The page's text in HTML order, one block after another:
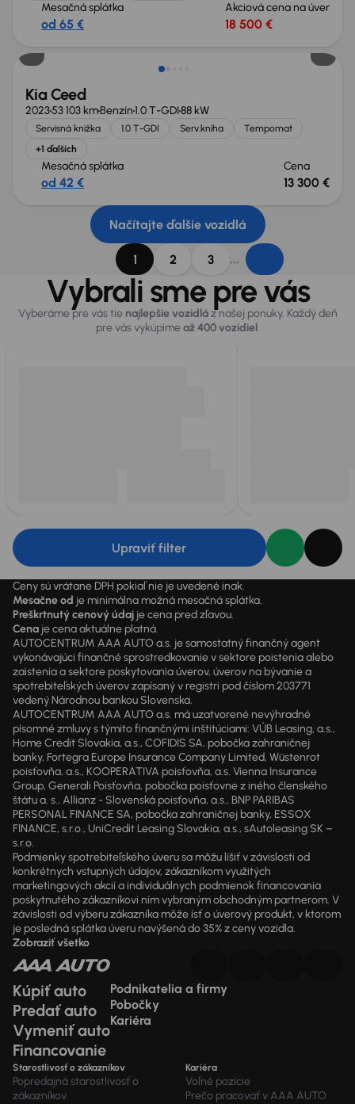
Mesačná splátka
od 65 €
Akciová cena na úver
18 500 €
Extra zľava 750 €
Kia Ceed
202353 103 kmBenzín1.0 T-GDI88 kW
Servisná knižka 1.0 T-GDI Serv.kniha
Tempomat
+1 ďalších
Mesačná splátka
od 42 €
Cena
13 300 €
Načítajte ďalšie vozidlá
1 2 3 ...
Vybrali sme pre vás
Vyberáme pre vás tie najlepšie vozidláz našej ponuky. Každý deň
pre vás vykúpimeaž 400 vozidiel.
Upraviť filter
Ceny sú vrátane DPH pokiaľ nie je uvedené inak.
Mesačne od je minimálna možná mesačná splátka.
Preškrtnutý cenový údaj je cena pred zľavou.
Cena je cena aktuálne platná.
AUTOCENTRUM AAA AUTO a.s. je samostatný finančný agent
vykonávajúci finančné sprostredkovanie v sektore poistenia alebo
zaistenia a sektore poskytovania úverov, úverov na bývanie a
spotrebiteľských úverov zapísaný v registri pod číslom 203771
vedený Národnou bankou Slovenska.
AUTOCENTRUM AAA AUTO a.s. má uzatvorené nevýhradné
písomné zmluvy s týmito finančnými inštitúciami: VÚB Leasing, a.s.,
Home Credit Slovakia, a.s., COFIDIS SA, pobočka zahraničnej
banky, Fortegra Europe Insurance Company Limited, Wüstenrot
poisťovňa, a.s., KOOPERATIVA poisťovňa, a.s. Vienna Insurance
Group, Generali Poisťovňa, pobočka poisťovne z iného členského
štátu a. s., Allianz - Slovenská poisťovňa, a.s., BNP PARIBAS
PERSONAL FINANCE SA, pobočka zahraničnej banky, ESSOX
FINANCE, s.r.o., UniCredit Leasing Slovakia, a.s., sAutoleasing SK –
s.r.o.
Podmienky spotrebiteľského úveru sa môžu líšiť v závislosti od
konkrétnych vstupných údajov, zákazníkom využitých
marketingových akcií a individuálnych podmienok financovania
poskytnutého zákazníkovi ním vybraným obchodným partnerom. V
závislosti od výberu zákazníka môže ísť o úverový produkt, v ktorom
je posledná splátka úveru navýšená do 35% z ceny vozidla.
Zobraziť všetko
Kúpiť auto
Predať auto
Vymeniť auto
Financovanie
Podnikatelia a firmy
Pobočky
Kariéra
Starostlivosť o zákazníkov
Popredajná starostlivosť o
zákazníkov
Kariéra
Voľné pozície
Prečo pracovať v AAA AUTO